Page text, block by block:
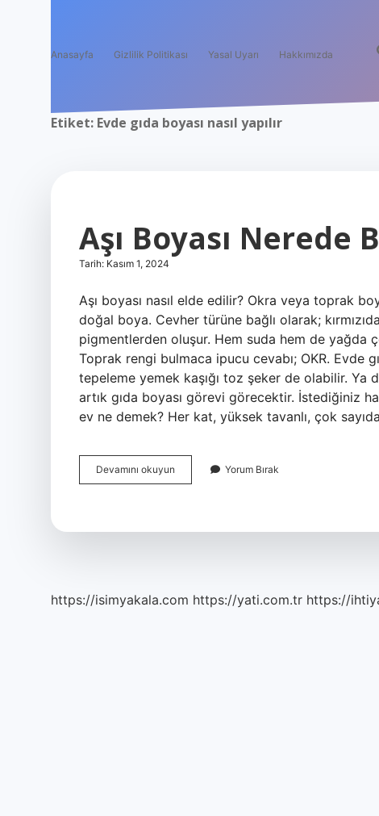
Anasayfa Gizlilik Politikası Yasal Uyarı Hakkımızda
Etiket: Evde gıda boyası nasıl yapılır
Aşı Boyası Nerede
Tarih: Kasım 1, 2024
Aşı boyası nasıl elde edilir? Okra veya toprak
doğal boya. Cevher türüne bağlı olarak;
pigmentlerden oluşur. Hem suda hem de yağda
Toprak rengi bulmaca ipucu cevabı; OKR. Evde
tepeleme yemek kaşığı toz şeker de olabilir. Ya
artık gıda boyası görevi görecektir. İstediğiniz
ev ne demek? Her kat, yüksek tavanlı, çok
Devamını okuyun
Boyası
Yorum Bırak
https://isimyakala.com https://yati.com.tr https://